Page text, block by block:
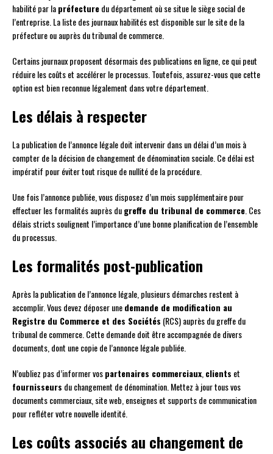
habilité par lapréfecturedu département où se situe le siège social de
l’entreprise. La liste des journaux habilités est disponible sur le site de la
préfecture ou auprès du tribunal de commerce.
Certains journaux proposent désormais des publications en ligne, ce qui peut
réduire les coûts et accélérer le processus. Toutefois, assurez-vous que cette
option est bien reconnue légalement dans votre département.
Les délais à respecter
La publication de l’annonce légale doit intervenir dans un délai d’un mois à
compter de la décision de changement de dénomination sociale. Ce délai est
impératif pour éviter tout risque de nullité de la procédure.
Une fois l’annonce publiée, vous disposez d’un mois supplémentaire pour
effectuer les formalités auprès dugreffe du tribunal de commerce. Ces
délais stricts soulignent l’importance d’une bonne planification de l’ensemble
du processus.
Les formalités post-publication
Après la publication de l’annonce légale, plusieurs démarches restent à
accomplir. Vous devez déposer unedemande de modification au
Registre du Commerce et des Sociétés (RCS) auprès du greffe du
tribunal de commerce. Cette demande doit être accompagnée de divers
documents, dont une copie de l’annonce légale publiée.
N’oubliez pas d’informer vospartenaires commerciaux,clients et
fournisseurs du changement de dénomination. Mettez à jour tous vos
documents commerciaux, site web, enseignes et supports de communication
pour refléter votre nouvelle identité.
Les coûts associés au changement de